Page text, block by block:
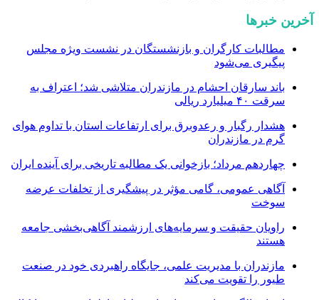
آخرین خبرها
مطالبات کارگران و بازنشستگان در نشست ویژه مجلس
پیگیری می‌شود
باند سارقان احشام در مازندران متلاشی شد؛ اعتراف به
سرقت ۴۰ میلیارد ریالی
هشدار رگبار و رعدوبرق برای ارتفاعات استان با تداوم هوای
گرم در مازندران
چهاردهم مرداد؛ بازخوانی یک مطالبه تاریخی برای آینده ایران
آگاهی عمومی، گامی مؤثر در پیشگیری از تخلفات عرضه
سوخت
راویان حقیقت و سرمایه‌های ارزشمند آگاهی‌بخشی جامعه
هستند
مازندران با مدیریت علمی، جایگاه راهبردی خود در صنعت
طیور را تقویت می‌کند